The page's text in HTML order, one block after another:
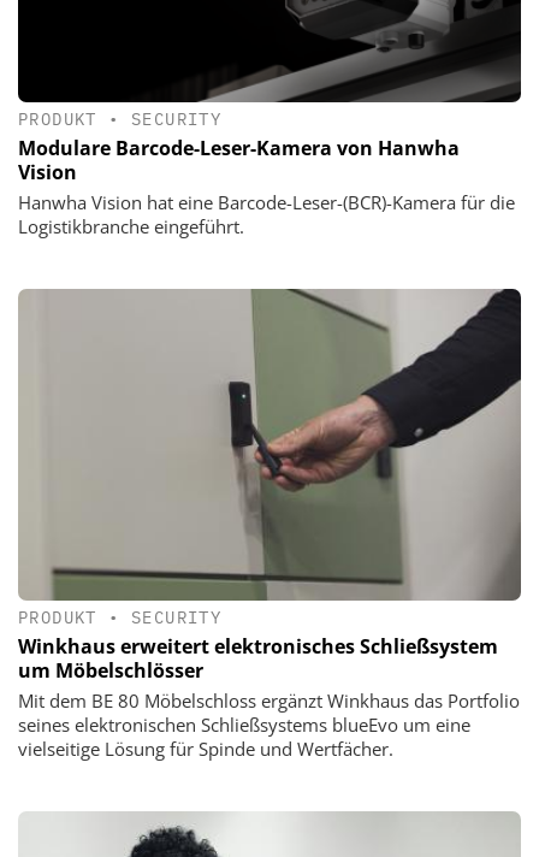
PRODUKT • SECURITY
Modulare Barcode-Leser-Kamera von Hanwha
Vision
Hanwha Vision hat eine Barcode-Leser-(BCR)-Kamera für die
Logistikbranche eingeführt.
PRODUKT • SECURITY
Winkhaus erweitert elektronisches Schließsystem
um Möbelschlösser
Mit dem BE 80 Möbelschloss ergänzt Winkhaus das Portfolio
seines elektronischen Schließsystems blueEvo um eine
vielseitige Lösung für Spinde und Wertfächer.